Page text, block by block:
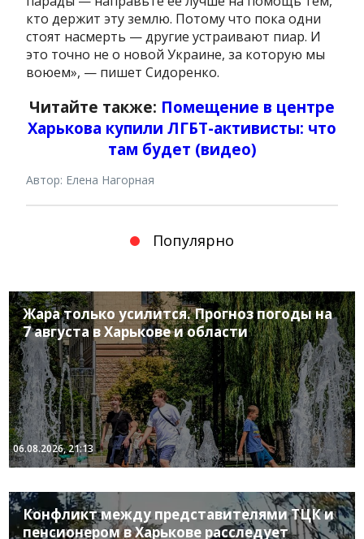
кто держит эту землю. Потому что пока одни
стоят насмерть — другие устраивают пиар. И
это точно не о новой Украине, за которую мы
воюем», — пишет Сидоренко.
Читайте также: Помещение в центре
Харькова купили ЛГБТ-активисты: что
там будет (видео)
Автор: Елена Нагорная
Популярно
Жара только усилится. Прогноз погоды на
7 августа в Харькове и области
06.08.2026, 21:13
Конфликт между представителями ТЦК и
пенсионером в Харькове расследует